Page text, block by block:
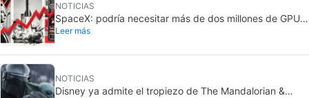
NOTICIAS
SpaceX: podría necesitar más de dos millones de GPU
Rubin de Nvidia
Leer más
NOTICIAS
Disney ya admite el tropiezo de The Mandalorian &